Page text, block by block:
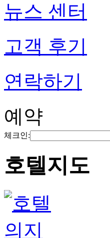
뉴스 센터
고객 후기
연락하기
예약
체크인:
호텔지도